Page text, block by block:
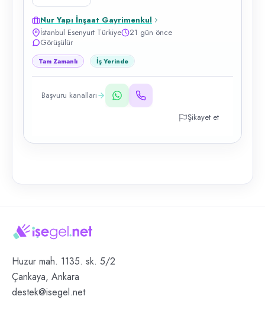
Nur Yapı İnşaat Gayrimenkul
İstanbul Esenyurt Türkiye
21 gün önce
Görüşülür
Tam Zamanlı İş Yerinde
Başvuru kanalları
Şikayet et
Huzur mah. 1135. sk. 5/2
Çankaya, Ankara
destek@isegel.net